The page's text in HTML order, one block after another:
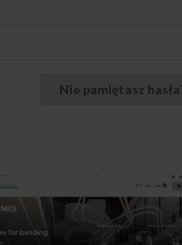
Nie pamiętasz